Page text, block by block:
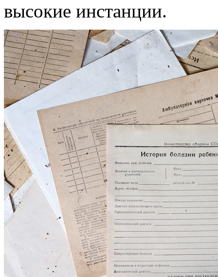
высокие инстанции.